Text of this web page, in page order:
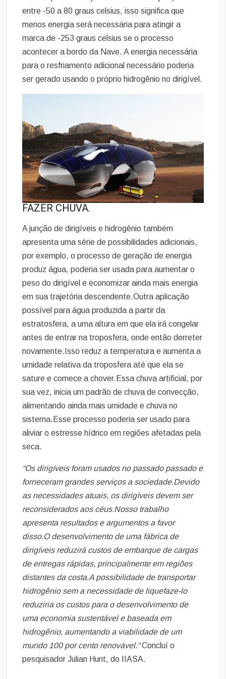
entre -50 a 80 graus celsius, isso significa que
menos energia será necessária para atingir a
marca de -253 graus celsius se o processo
acontecer a bordo da Nave. A energia necessária
para o resfriamento adicional necessário poderia
ser gerado usando o próprio hidrogênio no dirigível.
FAZER CHUVA.
A junção de dirigíveis e hidrogênio também
apresenta uma série de possibilidades adicionais,
por exemplo, o processo de geração de energia
produz água, poderia ser usada para aumentar o
peso do dirigível e economizar ainda mais energia
em sua trajetória descendente.Outra aplicação
possível para água produzida a partir da
estratosfera, a uma altura em que ela irá congelar
antes de entrar na troposfera, onde então derreter
novamente.Isso reduz a temperatura e aumenta a
umidade relativa da troposfera até que ela se
sature e comece a chover.Essa chuva artificial, por
sua vez, inicia um padrão de chuva de convecção,
alimentando ainda mais umidade e chuva no
sistema.Esse processo poderia ser usado para
aliviar o estresse hídrico em regiões afetadas pela
seca.
“Os dirigíveis foram usados no passado passado e
forneceram grandes serviços a sociedade.Devido
as necessidades atuais, os dirigíveis devem ser
reconsiderados aos céus.Nosso trabalho
apresenta resultados e argumentos a favor
disso.O desenvolvimento de uma fábrica de
dirigíveis reduzirá custos de embarque de cargas
de entregas rápidas, principalmente em regiões
distantes da costa.A possibilidade de transportar
hidrogênio sem a necessidade de liquefaze-lo
reduziria os custos para o desenvolvimento de
uma economia sustentável e baseada em
hidrogênio, aumentando a viabilidade de um
mundo 100 por cento renovável.”Concluí o
pesquisador Julian Hunt, do IIASA.